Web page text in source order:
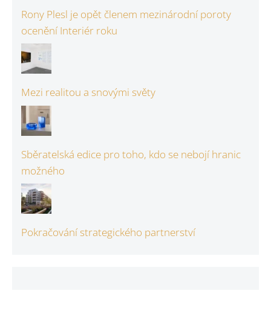
Rony Plesl je opět členem mezinárodní poroty
ocenění Interiér roku
Mezi realitou a snovými světy
Sběratelská edice pro toho, kdo se nebojí hranic
možného
Pokračování strategického partnerství